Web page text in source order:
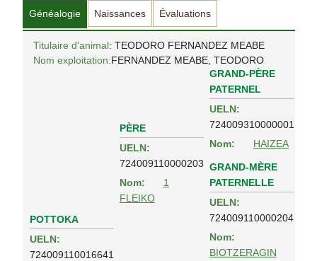
Généalogie Naissances Évaluations
Titulaire d'animal: TEODORO FERNANDEZ MEABE
Nom exploitation:FERNANDEZ MEABE, TEODORO
POTTOKA
UELN:
724009110016641
PÈRE
UELN:
724009110000203
Nom:
1
FLEIKO
GRAND-PÈRE
PATERNEL
UELN:
724009310000001
Nom:
HAIZEA
GRAND-MÈRE
PATERNELLE
UELN:
724009110000204
Nom:
BIOTZERAGIN